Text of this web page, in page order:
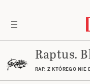
Raptus.
RAP, Z KTÓREGO NIE